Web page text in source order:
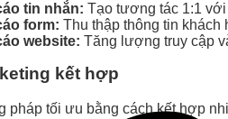
tin nhắn: Tạo tương tác 1:1
form: Thu thập thông tin
website: Tăng lượng truy cập
kết hợp
tối ưu bằng cách kết hợp